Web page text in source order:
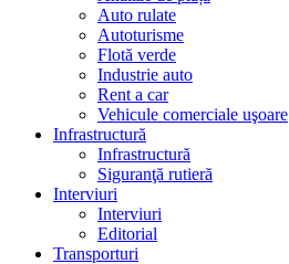
Auto rulate
Autoturisme
Flotă verde
Industrie auto
Rent a car
Vehicule comerciale uşoare
Infrastructură
Infrastructură
Siguranţă rutieră
Interviuri
Interviuri
Editorial
Transporturi